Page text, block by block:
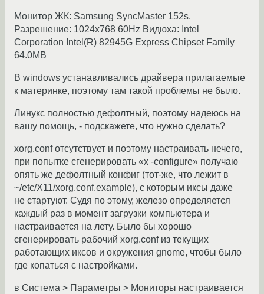
Монитор ЖК: Samsung SyncMaster 152s.
Разрешение: 1024x768 60Hz Видюха: Intel
Corporation Intel(R) 82945G Express Chipset Family
64.0MB
В windows устанавливались драйвера прилагаемые
к материнке, поэтому там такой проблемы не было.
Линукс полностью дефолтный, поэтому надеюсь на
вашу помощь, - подскажете, что нужно сделать?
xorg.conf отсутствует и поэтому настраивать нечего,
при попытке сгенерировать «x -configure» получаю
опять же дефолтный конфиг (тот-же, что лежит в
~/etc/X11/xorg.conf.example), с которым иксы даже
не стартуют. Судя по этому, железо определяется
каждый раз в момент загрузки компьютера и
настраивается на лету. Было бы хорошо
сгенерировать рабочий xorg.conf из текущих
работающих иксов и окружения gnome, чтобы было
где копаться с настройками.
в Система > Параметры > Мониторы настраивается